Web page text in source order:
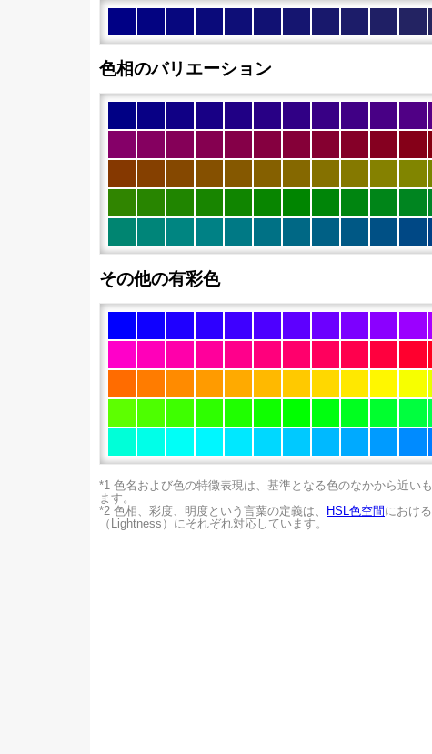
色相のバリエーション
その他の有彩色
*1 色名および色の特徴表現は、基準となる色のなかから近い
ます。
*2 色相、彩度、明度という言葉の定義は、
HSL色空間 におけ
（Lightness）にそれぞれ対応しています。